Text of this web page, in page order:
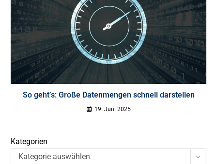
So geht’s: Große Datenmengen schnell darstellen
19. Juni 2025
Kategorien
Kategorie auswählen